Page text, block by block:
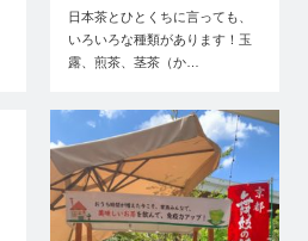
日本茶とひとくちに言っても、
いろいろな種類があります！玉
露、煎茶、茎茶（か…